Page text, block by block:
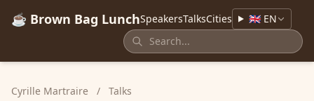
☕ Brown Bag LunchSpeakersTalksCities 🇬🇧 EN
Cyrille Martraire / Talks